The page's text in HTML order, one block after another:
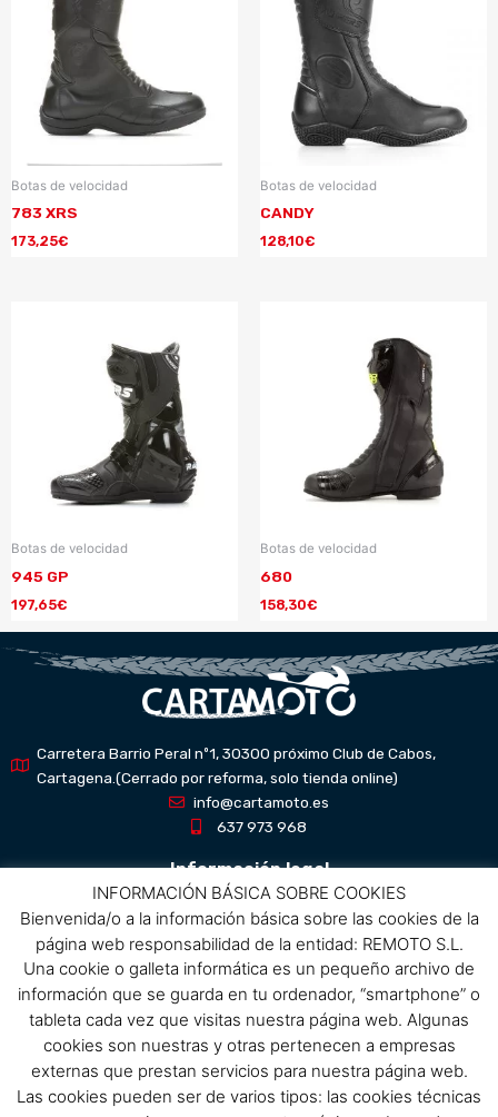
Botas de velocidad
783 XRS
173,25€
Botas de velocidad
CANDY
128,10€
Botas de velocidad
945 GP
197,65€
Botas de velocidad
680
158,30€
Carretera Barrio Peral nº1, 30300 próximo Club de Cabos,
Cartagena.(Cerrado por reforma, solo tienda online)
info@cartamoto.es
637 973 968
Información legal
Aviso Legal
Política de privacidad
Política de protección de datos
Política de cookies
Condiciones de compra
Menú
INFORMACIÓN BÁSICA SOBRE COOKIES
Bienvenida/o a la información básica sobre las cookies de la
página web responsabilidad de la entidad: REMOTO S.L.
Una cookie o galleta informática es un pequeño archivo de
información que se guarda en tu ordenador, “smartphone” o
tableta cada vez que visitas nuestra página web. Algunas
cookies son nuestras y otras pertenecen a empresas
externas que prestan servicios para nuestra página web.
Las cookies pueden ser de varios tipos: las cookies técnicas